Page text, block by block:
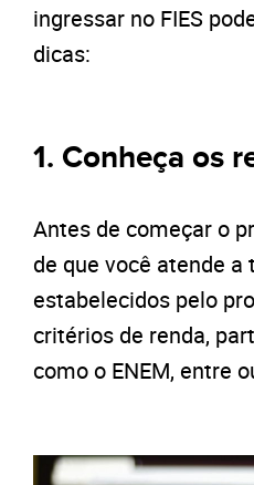
ingressar no FIES
dicas:
1. Conheça os
Antes de começar o
de que você atende
estabelecidos pelo
critérios de renda,
como o ENEM, entre